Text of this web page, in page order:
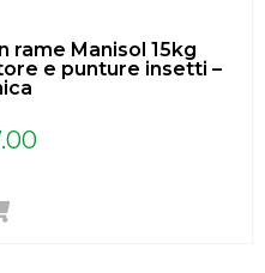
rame Manisol 15kg
e punture insetti –